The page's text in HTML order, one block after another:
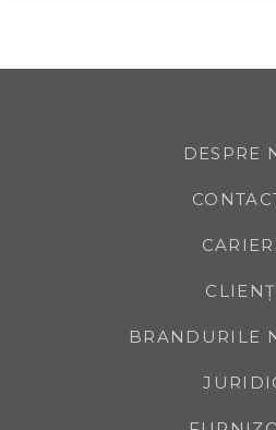
DESPRE
BRANDURILE